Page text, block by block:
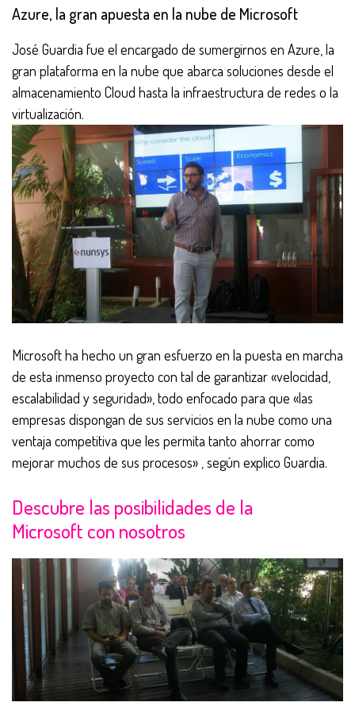
Azure, la gran apuesta en la nube de Microsoft
José Guardia fue el encargado de sumergirnos en Azure, la
gran plataforma en la nube que abarca soluciones desde el
almacenamiento Cloud hasta la infraestructura de redes o la
virtualización.
Microsoft ha hecho un gran esfuerzo en la puesta en marcha
de esta inmenso proyecto con tal de garantizar «velocidad,
escalabilidad y seguridad», todo enfocado para que «las
empresas dispongan de sus servicios en la nube como una
ventaja competitiva que les permita tanto ahorrar como
mejorar muchos de sus procesos» , según explico Guardia.
Descubre las posibilidades de la
Microsoft con nosotros